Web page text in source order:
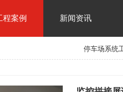
程案例 新闻资讯
停车场系统